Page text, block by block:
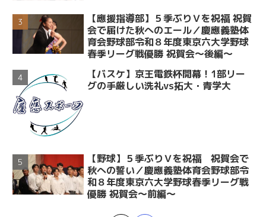
【應援指導部】５季ぶりＶを祝福 祝賀
会で届けた秋へのエール／慶應義塾体
育会野球部令和８年度東京六大学野球
春季リーグ戦優勝 祝賀会～後編～
【バスケ】京王電鉄杯開幕！1部リー
グの手厳しい洗礼vs拓大・青学大
【野球】５季ぶりＶを祝福 祝賀会で
秋への誓い／慶應義塾体育会野球部令
和８年度東京六大学野球春季リーグ戦
優勝 祝賀会～前編～